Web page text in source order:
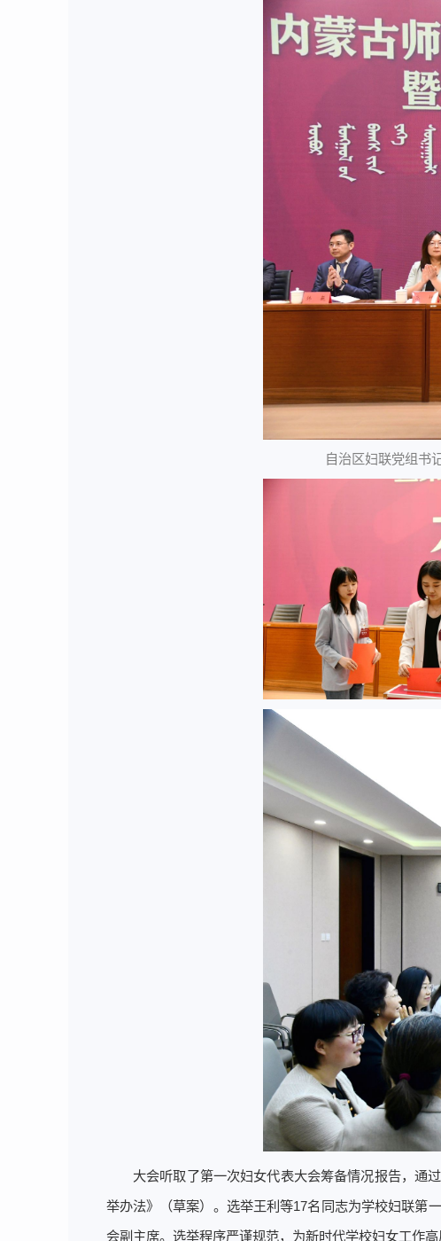
自治区妇联党组书
大会听取了第一次妇女代表大会筹备情况报告，通
举办法》（草案）。选举王利等17名同志为学校妇联第
会副主席。选举程序严谨规范，为新时代学校妇女工作高